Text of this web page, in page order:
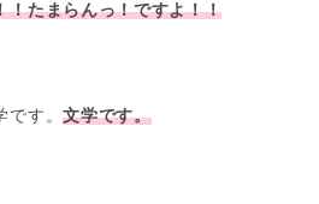
！たまらんっ！ですよ！！
です。文学です。